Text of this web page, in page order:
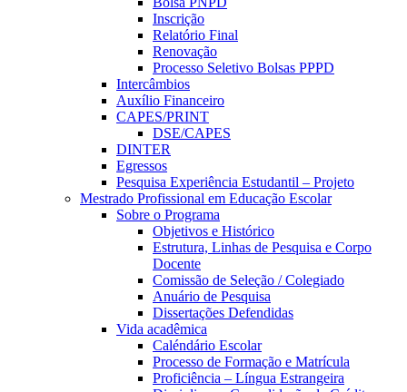
Inscrição
Relatório Final
Renovação
Processo Seletivo Bolsas PPPD
Intercâmbios
Auxílio Financeiro
CAPES/PRINT
DSE/CAPES
DINTER
Egressos
Pesquisa Experiência Estudantil – Projeto
Mestrado Profissional em Educação Escolar
Sobre o Programa
Objetivos e Histórico
Estrutura, Linhas de Pesquisa e Corpo
Docente
Comissão de Seleção / Colegiado
Anuário de Pesquisa
Dissertações Defendidas
Vida acadêmica
Caléndário Escolar
Processo de Formação e Matrícula
Proficiência – Língua Estrangeira